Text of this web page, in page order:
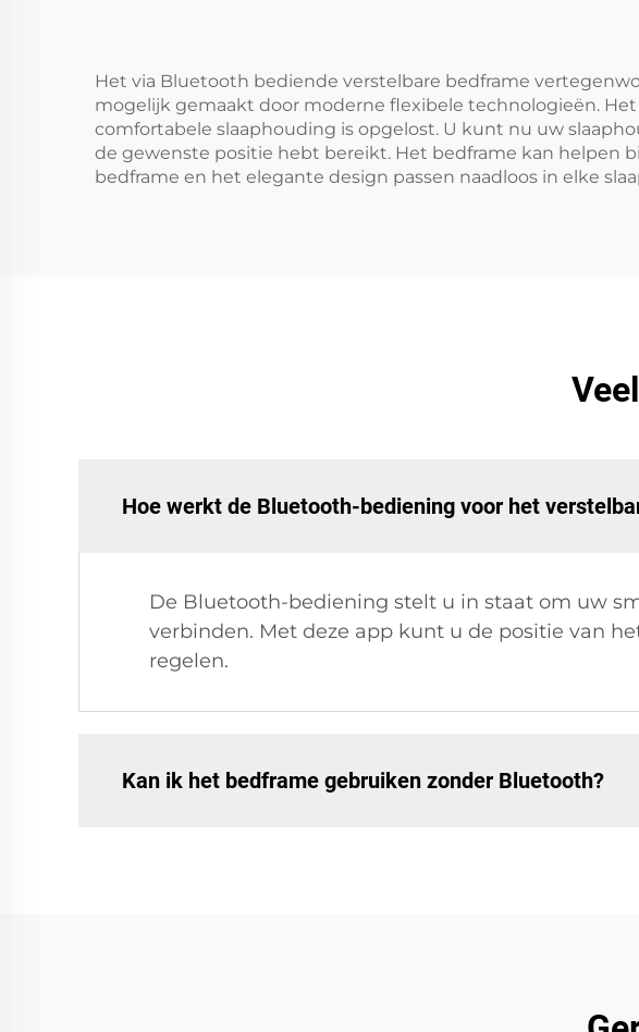
Het via Bluetooth bediende verstelbare bedframe
mogelijk gemaakt door moderne flexibele technologieën.
comfortabele slaaphouding is opgelost. U kunt nu uw
de gewenste positie hebt bereikt. Het bedframe kan helpen
bedframe en het elegante design passen naadloos in elke
Hoe werkt de Bluetooth-bediening voor het
De Bluetooth-bediening stelt u in staat om uw
verbinden. Met deze app kunt u de positie van
regelen.
Kan ik het bedframe gebruiken zonder Bluetooth?